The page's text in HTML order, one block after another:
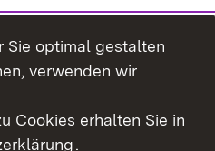
Sie optimal gestalten
verwenden wir
Cookies erhalten Sie in
.